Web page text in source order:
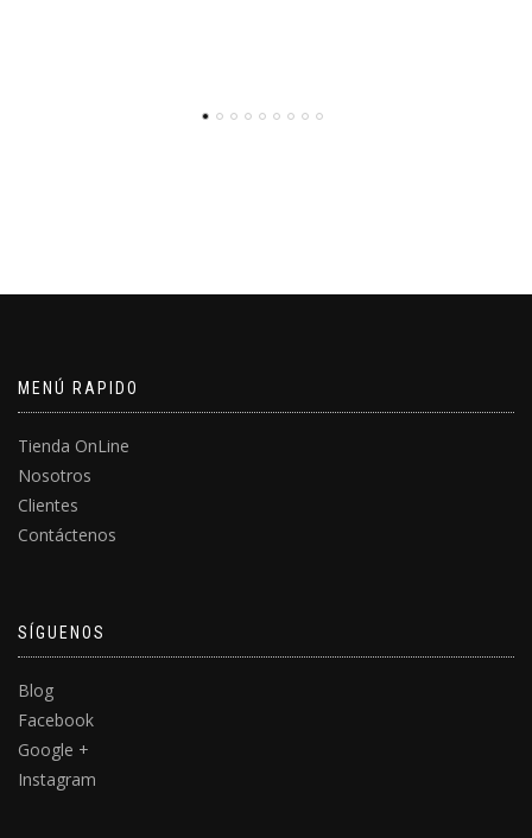
MENÚ RAPIDO
Tienda OnLine
Nosotros
Clientes
Contáctenos
SÍGUENOS
Blog
Facebook
Google +
Instagram